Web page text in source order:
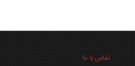
تماس با ما